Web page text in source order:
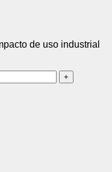
de uso industrial